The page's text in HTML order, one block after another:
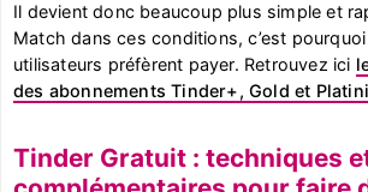
Il devient donc beaucoup plus simple et
Match dans ces conditions, c’est
utilisateurs préfèrent payer. Retrouvez ici
des abonnements Tinder+, Gold et
Tinder Gratuit : techniques